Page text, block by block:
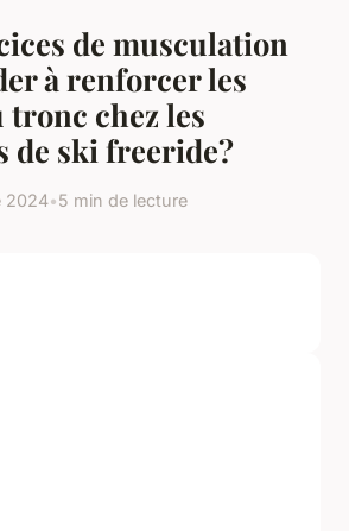
de musculation
à renforcer les
tronc chez les
de ski freeride?
2024•5 min de lecture